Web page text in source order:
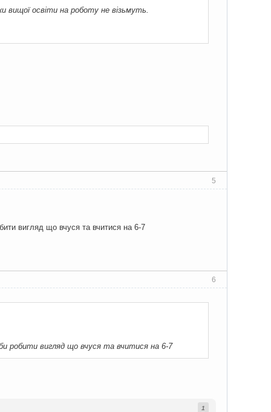
вищої освіти на роботу не візьмуть.
5
вигляд що вчуся та вчитися на 6-7
6
робити вигляд що вчуся та вчитися на 6-7
1